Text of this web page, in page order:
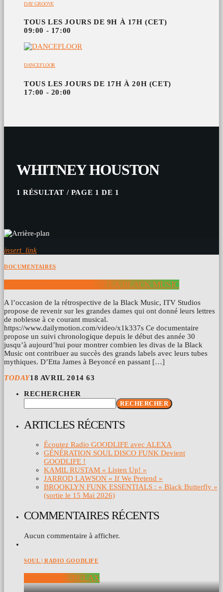
DAY GROOVE
TOUS LES JOURS DE 9H À 17H (CET)
09:00 - 17:00
DANCEFLOOR
TOUS LES JOURS DE 17H À 20H (CET)
17:00 - 20:00
WHITNEY HOUSTON
1 RÉSULTAT / PAGE 1 DE 1
insert_link
DOCUMENTAIRES
FRANCE Ô : LES DIVAS DE LA BLACK MUSIC
A l’occasion de la rétrospective de la Black Music, ITV Studios
propose de revenir sur les grandes dames qui ont donné leurs lettres
de noblesse à ce courant musical.
https://www.dailymotion.com/video/x1k337s Ce documentaire
propose un suivi chronologique depuis le début des année 30
jusqu’à aujourd’hui pour montrer combien les divas de la Black
Music ont contribuer au succès des grands labels avec leurs tubes
mythiques. D’Etta James à Beyoncé en passant […]
TODAY18 AVRIL 2014 63
RECHERCHER
RECHERCHER
ARTICLES RÉCENTS
Écoutez Radio GOODLIFE avec ALEXA
GÉNÉRATION SOUL DISCO FUNK Devient
GOODLIFE !
KAMIL RUSTAM « Listen Up! »
JARROD LAWSON « If We Pretend »
BROOKLYN FUNK ESSENTIALS : « Black Butterfly »
(sortie le 15 Mai 2026)
COMMENTAIRES RÉCENTS
Aucun commentaire à afficher.
SOUL | RADIO GOODLIFE
WAKE UP & RELAX